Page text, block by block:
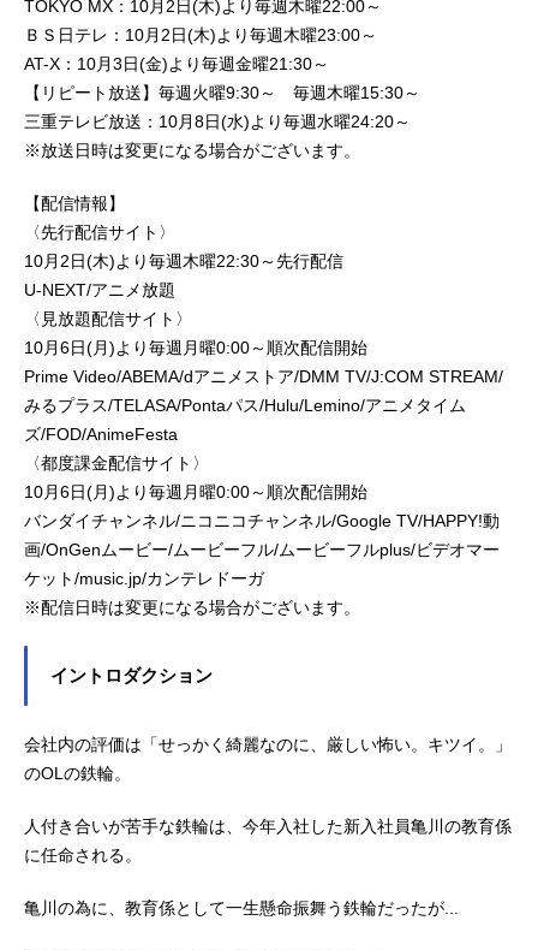
TOKYO MX：10月2日(木)より毎週木曜22:00～
ＢＳ日テレ：10月2日(木)より毎週木曜23:00～
AT-X：10月3日(金)より毎週金曜21:30～
【リピート放送】毎週火曜9:30～ 毎週木曜15:30～
三重テレビ放送：10月8日(水)より毎週水曜24:20～
※放送日時は変更になる場合がございます。
【配信情報】
〈先行配信サイト〉
10月2日(木)より毎週木曜22:30～先行配信
U-NEXT/アニメ放題
〈見放題配信サイト〉
10月6日(月)より毎週月曜0:00～順次配信開始
Prime Video/ABEMA/dアニメストア/DMM TV/J:COM STREAM/
みるプラス/TELASA/Pontaパス/Hulu/Lemino/アニメタイム
ズ/FOD/AnimeFesta
〈都度課金配信サイト〉
10月6日(月)より毎週月曜0:00～順次配信開始
バンダイチャンネル/ニコニコチャンネル/Google TV/HAPPY!動
画/OnGenムービー/ムービーフル/ムービーフルplus/ビデオマー
ケット/music.jp/カンテレドーガ
※配信日時は変更になる場合がございます。
イントロダクション
会社内の評価は「せっかく綺麗なのに、厳しい怖い。キツイ。」
のOLの鉄輪。
人付き合いが苦手な鉄輪は、今年入社した新入社員亀川の教育係
に任命される。
亀川の為に、教育係として一生懸命振舞う鉄輪だったが...